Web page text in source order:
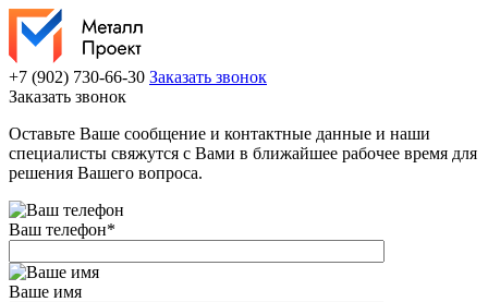
+7 (902) 730-66-30 Заказать звонок
Заказать звонок
Оставьте Ваше сообщение и контактные данные и наши
специалисты свяжутся с Вами в ближайшее рабочее время для
решения Вашего вопроса.
Ваш телефон*
Ваше имя